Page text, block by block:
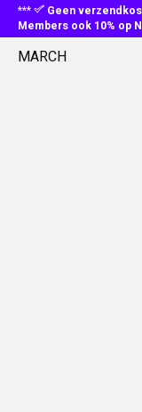
***
Geen
Members ook 10% op
MARCH